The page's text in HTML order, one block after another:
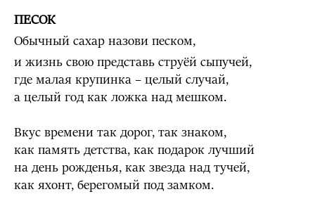
ПЕСОК
Обычный сахар назови песком,
и жизнь свою представь струёй сыпучей,
где малая крупинка – целый случай,
а целый год как ложка над мешком.
Вкус времени так дорог, так знаком,
как память детства, как подарок лучший
на день рожденья, как звезда над тучей,
как яхонт, берегомый под замком.